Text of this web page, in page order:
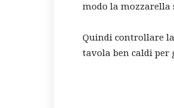
modo la mozzarella
Quindi controllare
tavola ben caldi per